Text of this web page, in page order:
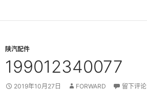
陕汽配件
199012340077
2019年10月27日 FORWARD 留下评论